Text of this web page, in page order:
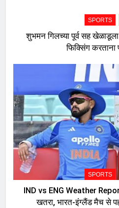
SPORTS
शुभमन गिलच्या पूर्व सह
फिक्सिंग
SPORTS
IND vs ENG Weather
खतरा, भारत-इंग्लैंड मैच से